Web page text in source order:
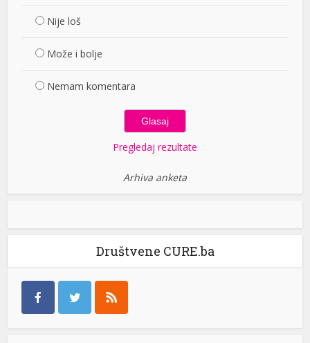
Nije loš
Može i bolje
Nemam komentara
Pregledaj rezultate
Arhiva anketa
Društvene CURE.ba